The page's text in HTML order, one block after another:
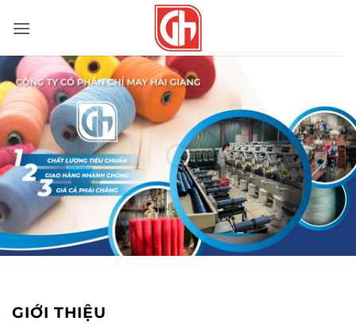
qua
dung
GIỚI THIỆU